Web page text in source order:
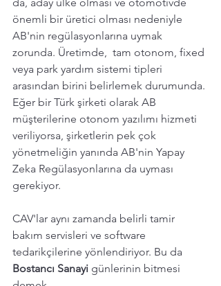
önemli bir üretici olması nedeniyle
AB'nin regülasyonlarına uymak
zorunda. Üretimde,  tam otonom, fixed
veya park yardım sistemi tipleri
arasından birini belirlemek durumunda.
Eğer bir Türk şirketi olarak AB
müşterilerine otonom yazılımı hizmeti
veriliyorsa, şirketlerin pek çok
yönetmeliğin yanında AB'nin Yapay
Zeka Regülasyonlarına da uyması
gerekiyor.
CAV'lar aynı zamanda belirli tamir
bakım servisleri ve software
tedarikçilerine yönlendiriyor. Bu da
Bostancı Sanayi günlerinin bitmesi